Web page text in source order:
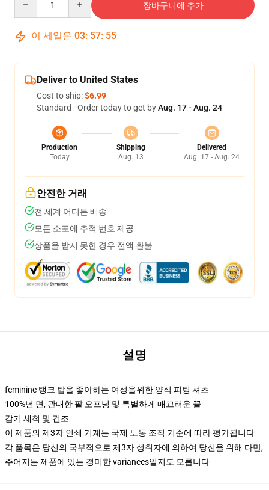
장바구니에 추가
이 세일은 03: 57: 54
Deliver to United States
Cost to ship:$6.99
Standard - Order today to get byAug. 17 - Aug. 24
Production
Today
Shipping
Aug. 13
Delivered
Aug. 17 - Aug. 24
안전한 거래
전 세계 어디든 배송
모든 소포에 추적 번호 제공
상품을 받지 못한 경우 전액 환불
설명
feminine 탱크 탑을 좋아하는 여성을위한 양식 피팅 셔츠
100%년 면, 관대한 팔 오프닝 및 특별하게 매끄러운 끝
감기 세척 및 건조
이 제품의 제3자 인쇄 기계는 국제 노동 조직 기준에 따라 평가됩니다
각 품목은 당신의 국부적으로 제3자 성취자에 의하여 당신을 위해 다만,
주어지는 제품에 있는 경미한 variances일지도 모릅니다